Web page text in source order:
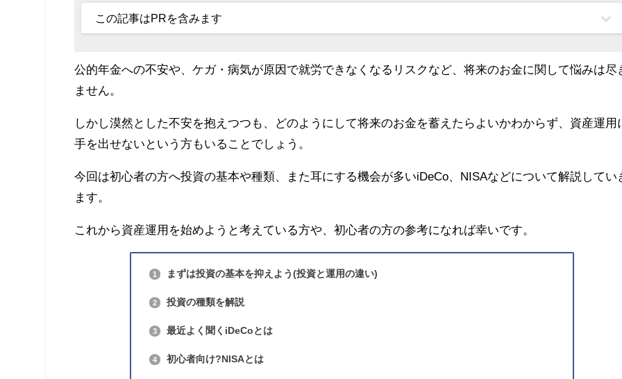
この記事はPRを含みます
公的年金への不安や、ケガ・病気が原因で就労できなくなるリスクなど、将来のお金に関して悩みは尽
ません。
しかし漠然とした不安を抱えつつも、どのようにして将来のお金を蓄えたらよいかわからず、資産運用
手を出せないという方もいることでしょう。
今回は初心者の方へ投資の基本や種類、また耳にする機会が多いiDeCo、NISAなどについて解説してい
ます。
これから資産運用を始めようと考えている方や、初心者の方の参考になれば幸いです。
1 まずは投資の基本を抑えよう(投資と運用の違い)
2 投資の種類を解説
3 最近よく聞くiDeCoとは
4 初心者向け?NISAとは